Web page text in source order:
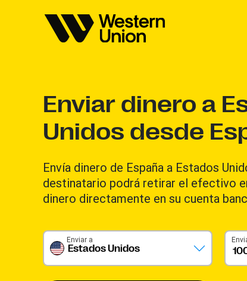
Enviar dinero a
Unidos desde
Envía dinero de España a Estados
destinatario podrá retirar el efectivo
dinero directamente en su cuenta
Estados Unidos
Enviar a